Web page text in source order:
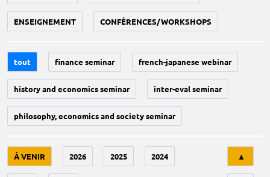
ENSEIGNEMENT CONFÉRENCES/WORKSHOPS
tout finance seminar french-japanese webinar
history and economics seminar inter-eval seminar
philosophy, economics and society seminar
À VENIR 2026 2025 2024 ▲